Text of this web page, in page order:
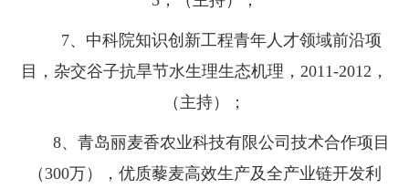
7、中科院知识创新工程青年人才领域前沿项
目，杂交谷子抗旱节水生理生态机理，2011-2012，
（主持）；
8、青岛丽麦香农业科技有限公司技术合作项目
（300万），优质藜麦高效生产及全产业链开发利